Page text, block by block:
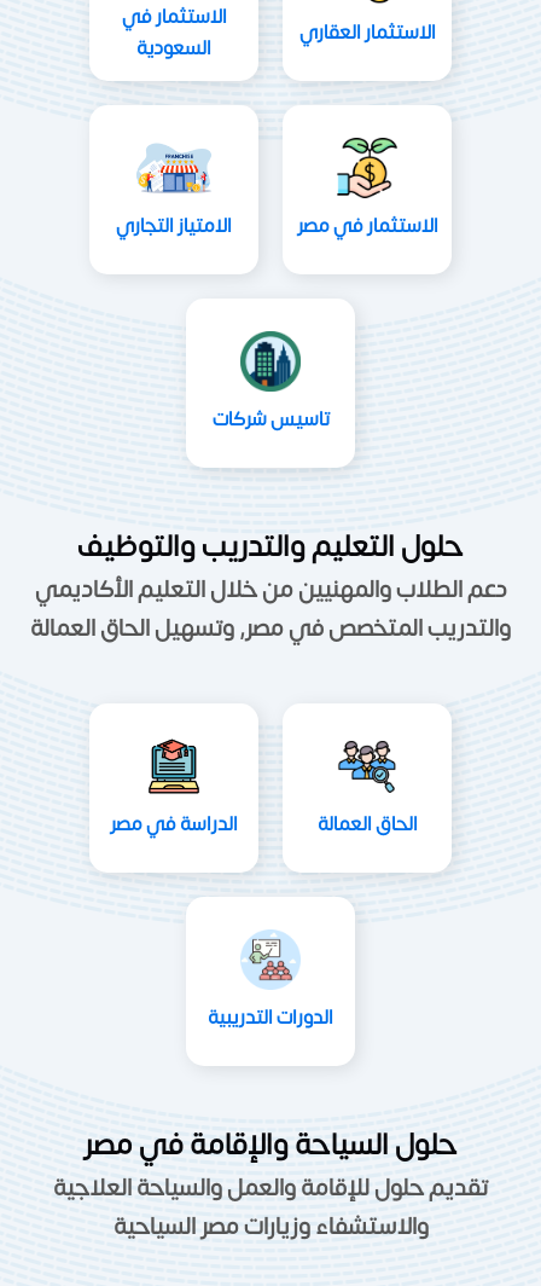
الاستثمار العقاري
الاستثمار في
السعودية
الاستثمار في مصر الامتياز التجاري
تاسيس شركات
حلول التعليم والتدريب والتوظيف
دعم الطلاب والمهنيين من خلال التعليم الأكاديمي
والتدريب المتخصص في مصر, وتسهيل الحاق العمالة
الحاق العمالة الدراسة في مصر
الدورات التدريبية
حلول السياحة والإقامة في مصر
تقديم حلول للإقامة والعمل والسياحة العلاجية
والاستشفاء وزيارات مصر السياحية